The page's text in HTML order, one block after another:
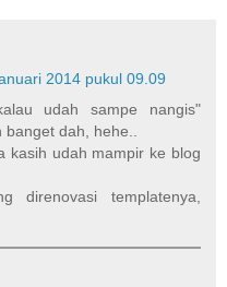
2014 pukul 09.09
udah sampe nangis"
dah, hehe..
kasih udah mampir ke blog
direnovasi templatenya,